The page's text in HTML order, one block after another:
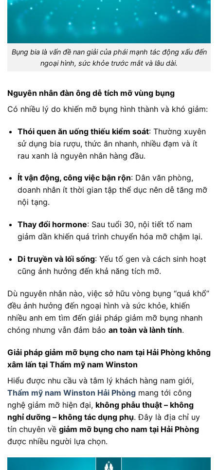
Bụng bia là vấn đề nan giải của phái mạnh tác động xấu đến
ngoại hình, sức khỏe trước mắt và lâu dài.
Nguyên nhân đàn ông dễ tích mỡ vùng bụng
Có nhiều lý do khiến mỡ bụng hình thành và khó giảm:
Thói quen ăn uống thiếu kiểm soát: Thường xuyên
sử dụng bia rượu, thức ăn nhanh, nhiều đạm và ít
rau xanh là nguyên nhân hàng đầu.
Ít vận động, công việc bận rộn: Dân văn phòng,
doanh nhân ít thời gian tập thể dục nên dễ tăng mỡ
nội tạng.
Thay đổi hormone: Sau tuổi 30, nội tiết tố nam
giảm dần khiến quá trình chuyển hóa mỡ chậm lại.
Di truyền và lối sống: Yếu tố gen và cách sinh hoạt
cũng ảnh hưởng đến khả năng tích mỡ.
Dù nguyên nhân nào, việc sở hữu vòng bụng “quá khổ”
đều ảnh hưởng đến ngoại hình và sức khỏe, khiến
nhiều anh em tìm đến giải pháp giảm mỡ bụng nhanh
chóng nhưng vẫn đảm bảo an toàn và lành tính.
Giải pháp giảm mỡ bụng cho nam tại Hải Phòng không
xâm lấn tại Thẩm mỹ nam Winston
Hiểu được nhu cầu và tâm lý khách hàng nam giới,
Thẩm mỹ nam Winston Hải Phòng mang tới công
nghệ giảm mỡ hiện đại, không phẫu thuật – không
nghỉ dưỡng – không tác dụng phụ. Đây là địa chỉ uy
tín chuyên về giảm mỡ bụng cho nam tại Hải Phòng
được nhiều người lựa chọn.